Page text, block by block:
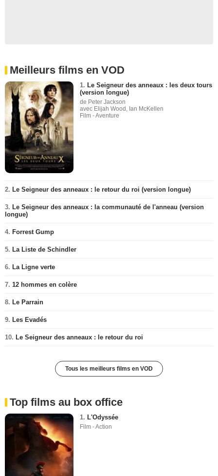
Meilleurs films en VOD
1. Le Seigneur des anneaux : les deux tours
(version longue)
de Peter Jackson
avec Elijah Wood, Ian McKellen
Film - Aventure
2. Le Seigneur des anneaux : le retour du roi (version longue)
3. Le Seigneur des anneaux : la communauté de l'anneau (version
longue)
4. Forrest Gump
5. La Liste de Schindler
6. La Ligne verte
7. 12 hommes en colère
8. Le Parrain
9. Les Evadés
10. Le Seigneur des anneaux : le retour du roi
Tous les meilleurs films en VOD
Top films au box office
1. L'Odyssée
Film - Action